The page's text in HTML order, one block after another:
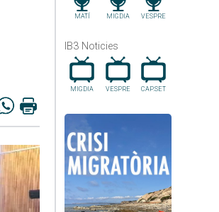
MATÍ MIGDIA VESPRE
IB3 Noticies
MIGDIA VESPRE CAP.SET